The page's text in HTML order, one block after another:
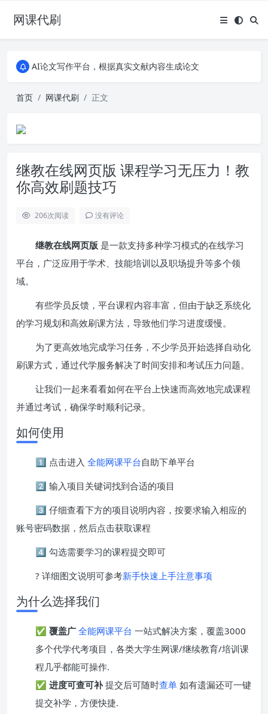
网课代刷
AI论文写作平台，根据真实文献内容生成论文
AI论文写作平台，根据真实文献内容生成论文
首页
网课代刷 正文
继教在线网页版 课程学习无压力！教
你高效刷题技巧
206次阅读 没有评论
继教在线网页版 是一款支持多种学习模式的在线学习
平台，广泛应用于学术、技能培训以及职场提升等多个领
域。
有些学员反馈，平台课程内容丰富，但由于缺乏系统化
的学习规划和高效刷课方法，导致他们学习进度缓慢。
为了更高效地完成学习任务，不少学员开始选择自动化
刷课方式，通过代学服务解决了时间安排和考试压力问题。
让我们一起来看看如何在平台上快速而高效地完成课程
并通过考试，确保学时顺利记录。
如何使用
1️⃣ 点击进入 全能网课平台自助下单平台
2️⃣ 输入项目关键词找到合适的项目
3️⃣ 仔细查看下方的项目说明内容，按要求输入相应的
账号密码数据，然后点击获取课程
4️⃣ 勾选需要学习的课程提交即可
? 详细图文说明可参考新手快速上手注意事项
为什么选择我们
✅ 覆盖广 全能网课平台 一站式解决方案，覆盖3000
多个代学代考项目，各类大学生网课/继续教育/培训课
程几乎都能可操作.
✅ 进度可查可补提交后可随时查单 如有遗漏还可一键
提交补学，方便快捷.